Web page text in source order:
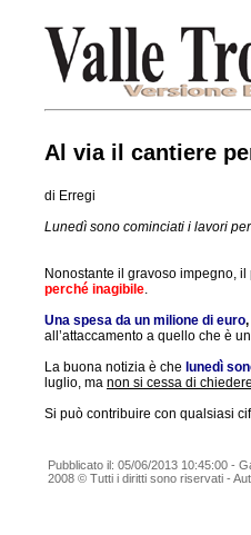
Al via il cantiere
di Erregi
Lunedì sono cominciati i lavori
Nonostante il gravoso impegno,
perché inagibile.
Una spesa da un milione di euro
all’attaccamento a quello che è
La buona notizia è che lunedì
luglio, ma non si cessa di
Si può contribuire con qualsiasi
Pubblicato il: 05/06/2013 10:45:00 -
2008 © Tutti i diritti sono riservati -